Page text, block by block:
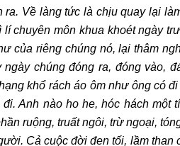
ra. Về làng tức là chịu quay lại
lí chuyên môn khua khoét ngày
của riêng chúng nó, lại thâm
chúng đóng ra, đóng vào,
khổ rách áo ôm như ông có
Anh nào ho he, hóc hách một
ruộng, truất ngôi, trừ ngoại,
Cả cuộc đời đen tối, lầm than